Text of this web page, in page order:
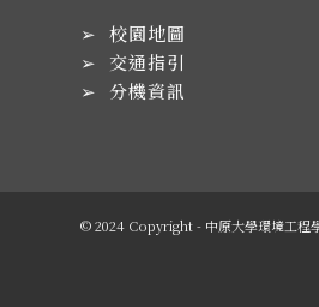
➢ 校園地圖
➢ 交通指引
➢ 分機資訊
© 2024 Copyright - 中原大學環境工程